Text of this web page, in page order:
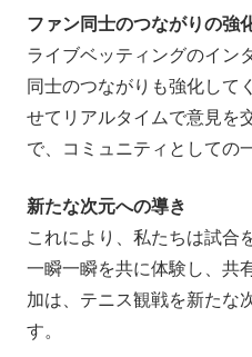
ファン同士のつながりの強
ライブベッティングのイン
同士のつながりも強化して
せてリアルタイムで意見を
で、コミュニティとしての
新たな次元への導き
これにより、私たちは試合
一瞬一瞬を共に体験し、共
加は、テニス観戦を新たな
す。